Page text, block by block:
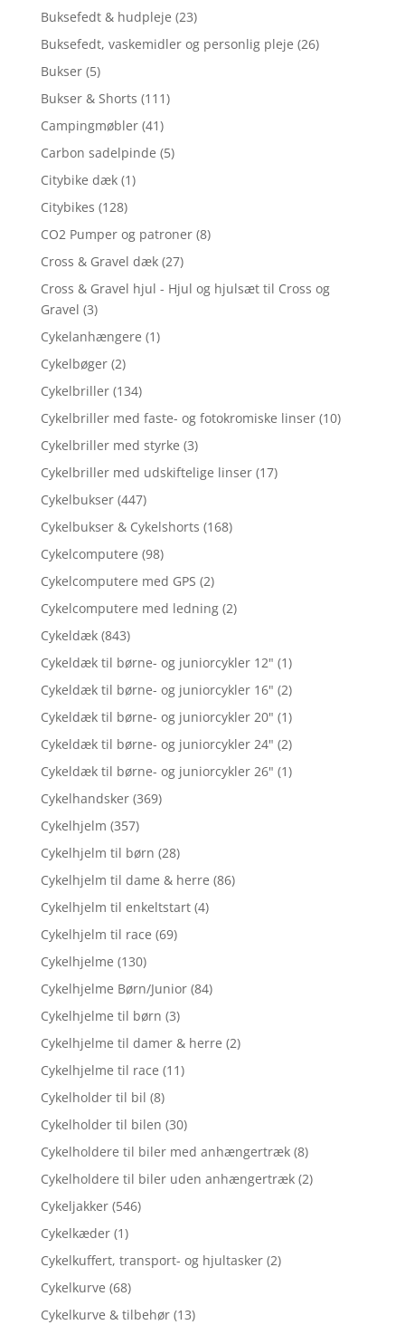
Buksefedt & hudpleje (23)
Buksefedt, vaskemidler og personlig pleje (26)
Bukser (5)
Bukser & Shorts (111)
Campingmøbler (41)
Carbon sadelpinde (5)
Citybike dæk (1)
Citybikes (128)
CO2 Pumper og patroner (8)
Cross & Gravel dæk (27)
Cross & Gravel hjul - Hjul og hjulsæt til Cross og
Gravel (3)
Cykelanhængere (1)
Cykelbøger (2)
Cykelbriller (134)
Cykelbriller med faste- og fotokromiske linser (10)
Cykelbriller med styrke (3)
Cykelbriller med udskiftelige linser (17)
Cykelbukser (447)
Cykelbukser & Cykelshorts (168)
Cykelcomputere (98)
Cykelcomputere med GPS (2)
Cykelcomputere med ledning (2)
Cykeldæk (843)
Cykeldæk til børne- og juniorcykler 12" (1)
Cykeldæk til børne- og juniorcykler 16" (2)
Cykeldæk til børne- og juniorcykler 20" (1)
Cykeldæk til børne- og juniorcykler 24" (2)
Cykeldæk til børne- og juniorcykler 26" (1)
Cykelhandsker (369)
Cykelhjelm (357)
Cykelhjelm til børn (28)
Cykelhjelm til dame & herre (86)
Cykelhjelm til enkeltstart (4)
Cykelhjelm til race (69)
Cykelhjelme (130)
Cykelhjelme Børn/Junior (84)
Cykelhjelme til børn (3)
Cykelhjelme til damer & herre (2)
Cykelhjelme til race (11)
Cykelholder til bil (8)
Cykelholder til bilen (30)
Cykelholdere til biler med anhængertræk (8)
Cykelholdere til biler uden anhængertræk (2)
Cykeljakker (546)
Cykelkæder (1)
Cykelkuffert, transport- og hjultasker (2)
Cykelkurve (68)
Cykelkurve & tilbehør (13)